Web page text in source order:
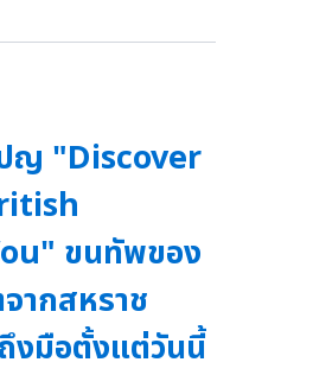
ญ "Discover
ขนทัพของ
ากสหราช
งมือตั้งแต่วันนี้